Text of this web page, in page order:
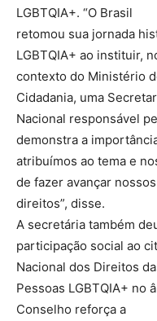
LGBTQIA+. “O Brasil
retomou sua jornada
LGBTQIA+ ao instituir,
contexto do Ministério
Cidadania, uma
Nacional responsável
demonstra a
atribuímos ao tema e
de fazer avançar nossos
direitos”, disse.
A secretária também
participação social ao
Nacional dos Direitos
Pessoas LGBTQIA+ no
Conselho reforça a